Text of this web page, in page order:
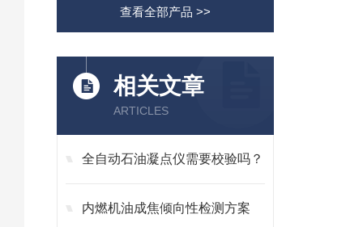
查看全部产品 >>
相关文章
ARTICLES
全自动石油凝点仪需要校验吗？
内燃机油成焦倾向性检测方案